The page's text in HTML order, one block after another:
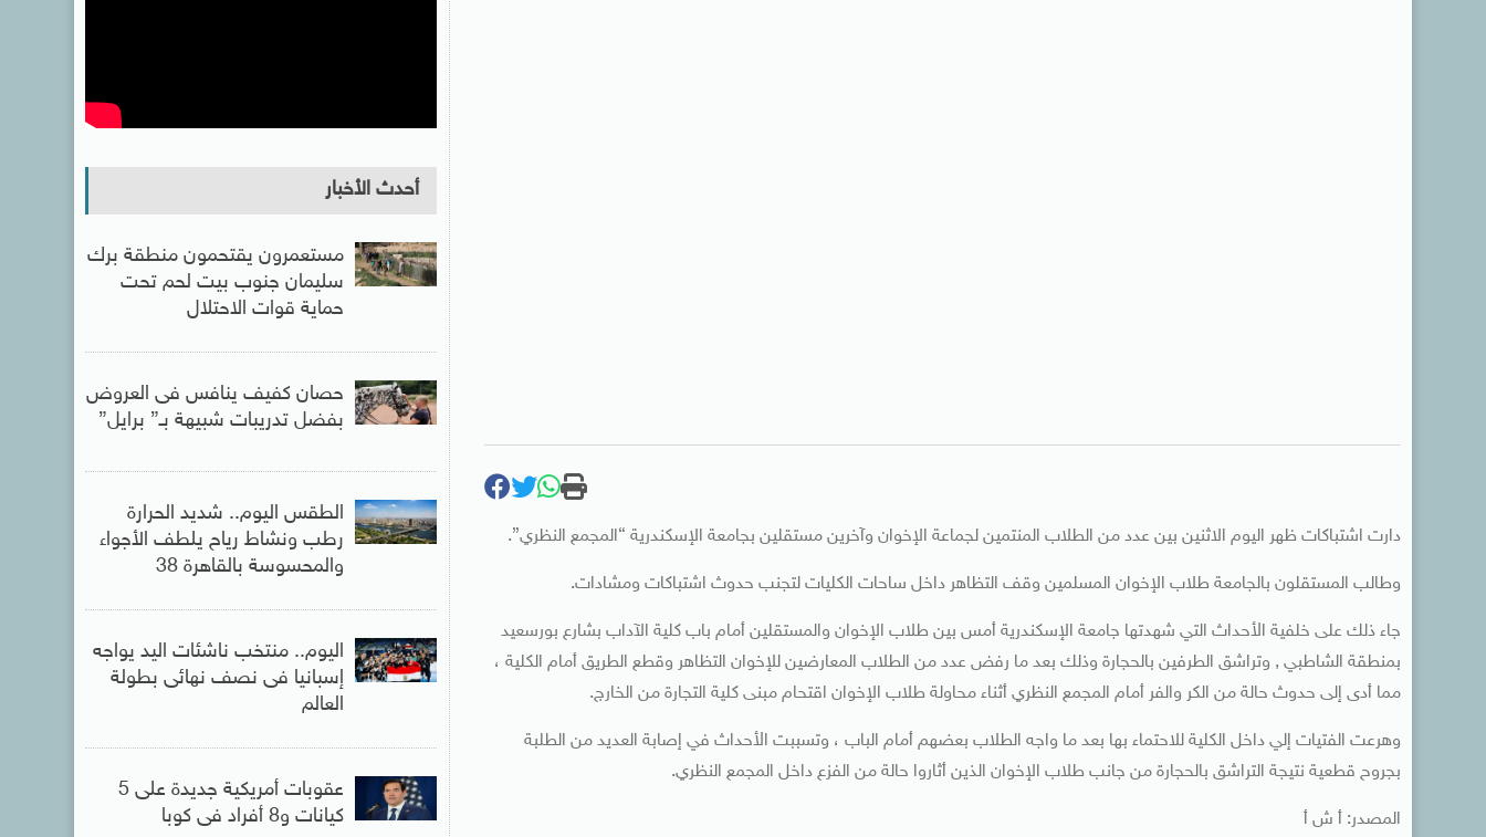
دارت اشتباكات ظهر اليوم الاثنين بين عدد من الطلاب المنتمين لجماعة الإخوان وآخرين مستقلين بجامعة الإسكندرية “المجمع النظري”.
وطالب المستقلون بالجامعة طلاب الإخوان المسلمين وقف التظاهر داخل ساحات الكليات لتجنب حدوث اشتباكات ومشادات.
جاء ذلك على خلفية الأحداث التي شهدتها جامعة الإسكندرية أمس بين طلاب الإخوان والمستقلين أمام باب كلية الآداب بشارع بورسعيد
بمنطقة الشاطبي , وتراشق الطرفين بالحجارة وذلك بعد ما رفض عدد من الطلاب المعارضين للإخوان التظاهر وقطع الطريق أمام الكلية ،
مما أدى إلى حدوث حالة من الكر والفر أمام المجمع النظري أثناء محاولة طلاب الإخوان اقتحام مبنى كلية التجارة من الخارج.
وهرعت الفتيات إلي داخل الكلية للاحتماء بها بعد ما واجه الطلاب بعضهم أمام الباب ، وتسببت الأحداث في إصابة العديد من الطلبة
بجروح قطعية نتيجة التراشق بالحجارة من جانب طلاب الإخوان الذين أثاروا حالة من الفزع داخل المجمع النظري.
المصدر: أ ش أ
أحدث الأخبار
مستعمرون يقتحمون منطقة برك
سليمان جنوب بيت لحم تحت
حماية قوات الاحتلال
حصان كفيف ينافس فى العروض
بفضل تدريبات شبيهة بـ” برايل”
الطقس اليوم.. شديد الحرارة
رطب ونشاط رياح يلطف الأجواء
والمحسوسة بالقاهرة 38
اليوم.. منتخب ناشئات اليد يواجه
إسبانيا فى نصف نهائى بطولة
العالم
عقوبات أمريكية جديدة على 5
كيانات و8 أفراد فى كوبا